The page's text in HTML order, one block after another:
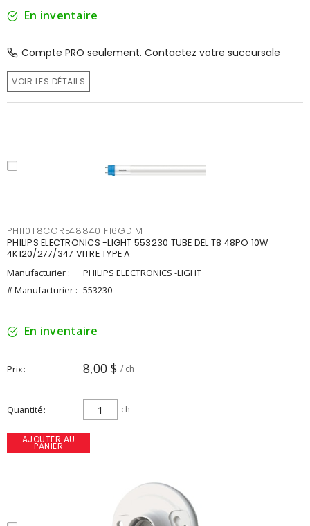
En inventaire
Compte PRO seulement. Contactez votre succursale
VOIR LES DÉTAILS
PHI10T8CORE48840IF16GDIM
PHILIPS ELECTRONICS -LIGHT 553230 TUBE DEL T8 48PO 10W
4K120/277/347 VITRE TYPE A
Manufacturier :
PHILIPS ELECTRONICS -LIGHT
# Manufacturier : 553230
En inventaire
Prix 8,00 $ / ch
Quantité ch
AJOUTER AU
PANIER